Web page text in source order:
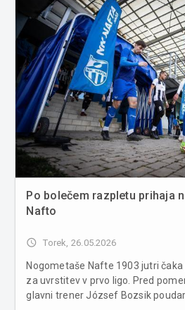
Po bolečem razpletu prihaja
Nafto
access_time Torek, 26.05.2026
Nogometaše Nafte 1903 jutri
za uvrstitev v prvo ligo. Pred
glavni trener József Bozsik